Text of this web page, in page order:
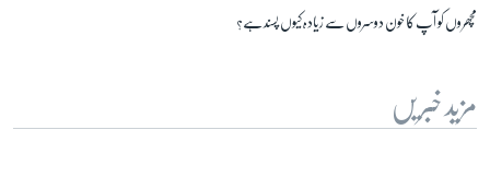
مچھروں کو آپ کا خون دوسروں سے زیادہ کیوں پسند ہے؟
مزید خبریں